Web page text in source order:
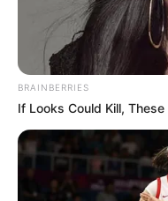
BRAINBERRIES
If Looks Could Kill,